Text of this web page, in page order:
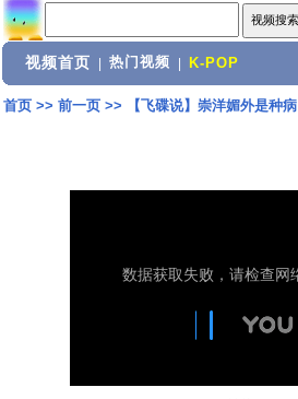
视频首页 热门视频 K-POP
首页>> 前一页>> 【飞碟说】崇洋媚外是种病